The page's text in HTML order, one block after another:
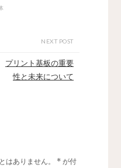
NEXT POST
プリント基板の重要
性と未来について
はありません。 *が付